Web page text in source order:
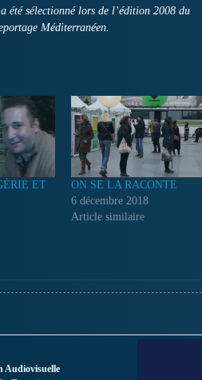
été sélectionné lors de l’édition 2008 du
Méditerranéen.
ET
ON SE LA RACONTE
6 décembre 2018
Article similaire
Audiovisuelle